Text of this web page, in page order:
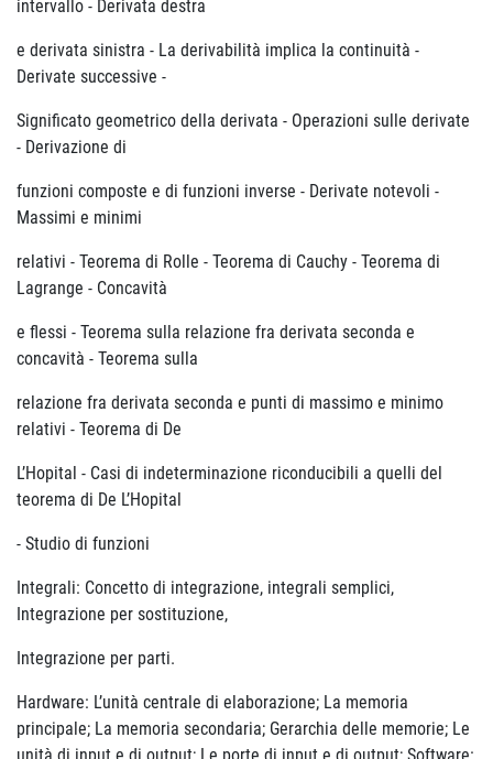
intervallo - Derivata destra
e derivata sinistra - La derivabilità implica la continuità -
Derivate successive -
Significato geometrico della derivata - Operazioni sulle derivate
- Derivazione di
funzioni composte e di funzioni inverse - Derivate notevoli -
Massimi e minimi
relativi - Teorema di Rolle - Teorema di Cauchy - Teorema di
Lagrange - Concavità
e flessi - Teorema sulla relazione fra derivata seconda e
concavità - Teorema sulla
relazione fra derivata seconda e punti di massimo e minimo
relativi - Teorema di De
L’Hopital - Casi di indeterminazione riconducibili a quelli del
teorema di De L’Hopital
- Studio di funzioni
Integrali: Concetto di integrazione, integrali semplici,
Integrazione per sostituzione,
Integrazione per parti.
Hardware: L’unità centrale di elaborazione; La memoria
principale; La memoria secondaria; Gerarchia delle memorie; Le